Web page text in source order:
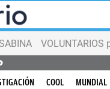
VOLUNTARIOS
COOL MUNDIAL